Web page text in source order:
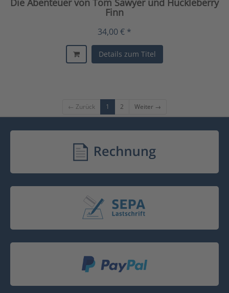
Die Abenteuer von Tom Sawyer und Huckleberry
Finn
34,00 € *
Details zum Titel
← Zurück 1 2 Weiter →